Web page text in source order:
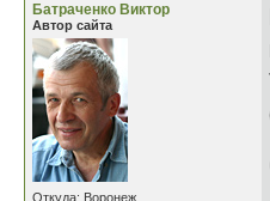
Батраченко Виктор
Автор сайта
Откуда: Воронеж